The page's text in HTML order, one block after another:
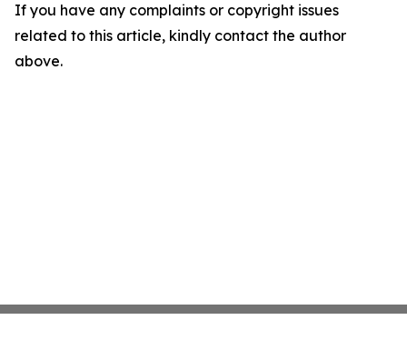
If you have any complaints or copyright issues
related to this article, kindly contact the author
above.